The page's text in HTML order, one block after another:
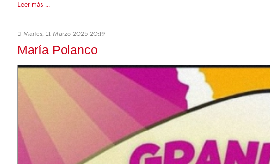
Leer más ...
Martes, 11 Marzo 2025 20:19
María Polanco